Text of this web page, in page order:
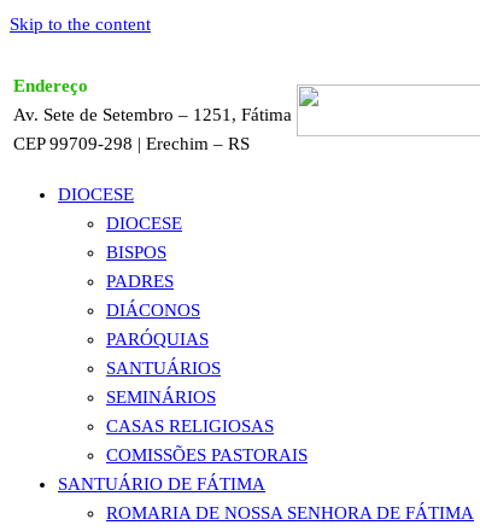
Skip to the content
Endereço
Av. Sete de Setembro – 1251, Fátima
CEP 99709-298 | Erechim – RS
DIOCESE
DIOCESE
BISPOS
PADRES
DIÁCONOS
PARÓQUIAS
SANTUÁRIOS
SEMINÁRIOS
CASAS RELIGIOSAS
COMISSÕES PASTORAIS
SANTUÁRIO DE FÁTIMA
ROMARIA DE NOSSA SENHORA DE FÁTIMA